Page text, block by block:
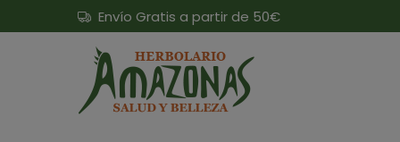
Envío Gratis a partir de 50€